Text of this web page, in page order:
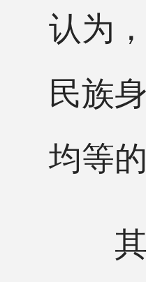
认为
民族
均等
其